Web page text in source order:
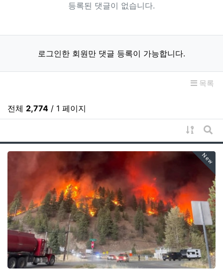
등록된 댓글이 없습니다.
로그인한 회원만 댓글 등록이 가능합니다.
목록
전체 2,774 / 1 페이지
게시물
게
New